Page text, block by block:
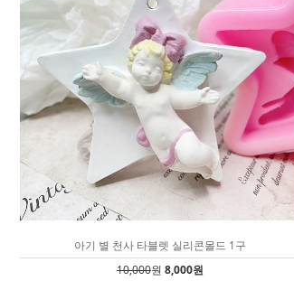
아기 별 천사 타블렛 실리콘몰드 1구
10,000원 8,000원